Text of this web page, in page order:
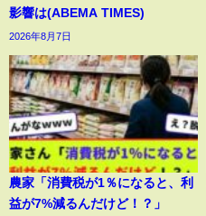
影響は(ABEMA TIMES)
2026年8月7日
農家「消費税が1％になると、利
益が7%減るんだけど！？」